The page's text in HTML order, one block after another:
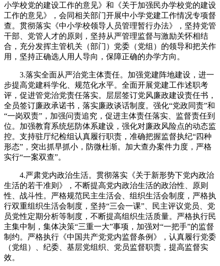
小学校党的建设工作的意见》和《关于加强民办学校党的建设
工作的意见》，会同相关部门开展中小学党建工作情况专项督
查。贯彻落实《中小学校领导人员管理暂行办法》，坚持党管
干部、党管人才的原则，坚持从严管理监督与激励关怀相结
合，充分发挥主管机关（部门）党委（党组）的领导和把关作
用，坚持正确选人用人导向，保障正确的办学方向。
3.落实全面从严治党主体责任。加强党建阵地建设，进一
步提高党建科学化、规范化水平。全面开展党建工作述职考
评，促进管党治党责任落实。层层签订党风廉政建设责任书，
全员签订廉政承诺书，落实廉政谈话制度。强化“党政同责”和
“一岗双责”，加强问责追究，促进主体责任落实、监督责任到
位。加强教育系统惩防体系建设，强化对廉政风险点的动态监
控。支持驻厅纪检组认真履行职责，准确把握监督执纪“四种
形态”，突出抓早抓小，防微杜渐。加大查办案件力度，严格
实行“一案双查”。
4.严肃党内政治生活。贯彻落实《关于新形势下党内政治
生活的若干准则》，不断提高党内政治生活的政治性、原则
性、战斗性。严格规范民主生活会、组织生活会制度，严格执
行双重组织生活会制度，坚持“三会一课”、民主评议党员、党
员党性定期分析等制度，不断提高组织生活质量。严格执行民
主集中制，集体决策“三重一大”事项，加强对“一把手”的监督
制约。严格执行《中国共产党党内监督条例》，认真履行党委
（党组）、纪委、基层党组织、党员监督职责，提高监督实
效。